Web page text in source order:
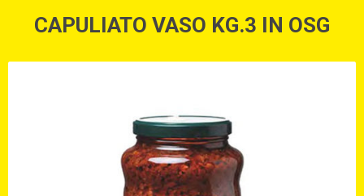
CAPULIATO VASO KG.3 IN OSG